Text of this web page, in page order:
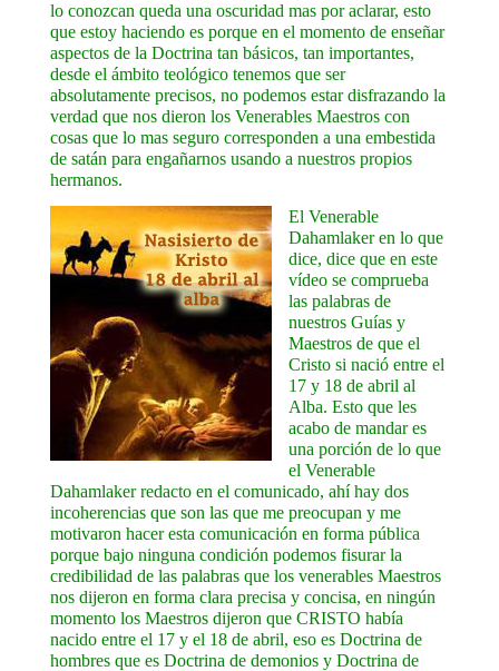
lo conozcan queda una oscuridad mas por aclarar, esto
que estoy haciendo es porque en el momento de enseñar
aspectos de la Doctrina tan básicos, tan importantes,
desde el ámbito teológico tenemos que ser
absolutamente precisos, no podemos estar disfrazando la
verdad que nos dieron los Venerables Maestros con
cosas que lo mas seguro corresponden a una embestida
de satán para engañarnos usando a nuestros propios
hermanos.
El Venerable
Dahamlaker en lo que
dice, dice que en este
vídeo se comprueba
las palabras de
nuestros Guías y
Maestros de que el
Cristo si nació entre el
17 y 18 de abril al
Alba. Esto que les
acabo de mandar es
una porción de lo que
el Venerable
Dahamlaker redacto en el comunicado, ahí hay dos
incoherencias que son las que me preocupan y me
motivaron hacer esta comunicación en forma pública
porque bajo ninguna condición podemos fisurar la
credibilidad de las palabras que los venerables Maestros
nos dijeron en forma clara precisa y concisa, en ningún
momento los Maestros dijeron que CRISTO había
nacido entre el 17 y el 18 de abril, eso es Doctrina de
hombres que es Doctrina de demonios y Doctrina de